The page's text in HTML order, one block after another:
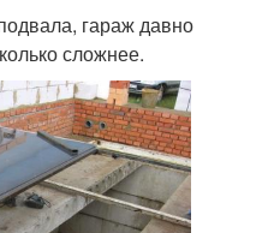
гараж давно
сложнее.